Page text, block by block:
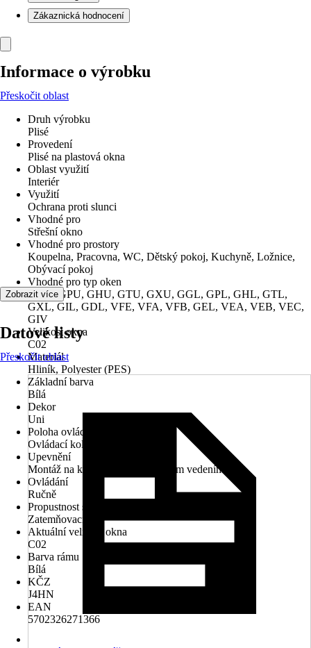
Zákaznická hodnocení
Informace o výrobku
Přeskočit oblast
Druh výrobku
Plisé
Provedení
Plisé na plastová okna
Oblast využití
Interiér
Využití
Ochrana proti slunci
Vhodné pro
Střešní okno
Vhodné pro prostory
Koupelna, Pracovna, WC, Dětský pokoj, Kuchyně, Ložnice,
Obývací pokoj
Vhodné pro typ oken
GGU, GPU, GHU, GTU, GXU, GGL, GPL, GHL, GTL,
GXL, GIL, GDL, VFE, VFA, VFB, GEL, VEA, VEB, VEC,
GIV
Velikost okna
C02
Materiál
Hliník, Polyester (PES)
Základní barva
Bílá
Dekor
Uni
Poloha ovládacího mechanismu
Ovládací kolejnice
Upevnění
Montáž na křídlo, Montáž s bočním vedením
Ovládání
Ručně
Propustnost světla
Zatemňovací
Aktuální velikost okna
C02
Barva rámu
Bílá
KČZ
J4HN
EAN
5702326271366
Zobrazit více
Datové listy
Přeskočit oblast